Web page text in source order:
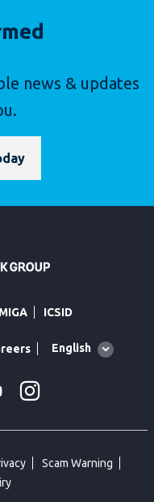
news & updates
MIGA ICSID
Global
English
Youtube
Scam Warning